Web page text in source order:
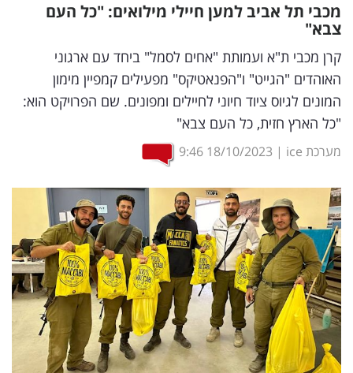
דיגיטל
וטק
שיווק
ופרסום
משפט
מדדים
ומחקרים
דעות
רכילות
עסקית
קריפטו
מכבי תל אביב למען חיילי מילואים: "כל העם
צבא"
קרן מכבי ת"א ועמותת "אחים לסמל" ביחד עם ארגוני
האוהדים "הגייט" ו"הפנאטיקס" מפעילים קמפיין מימון
המונים לגיוס ציוד חיוני לחיילים ומפונים. שם הפרויקט הוא:
"כל הארץ חזית, כל העם צבא"
מערכת ice |
18/10/2023
9:46